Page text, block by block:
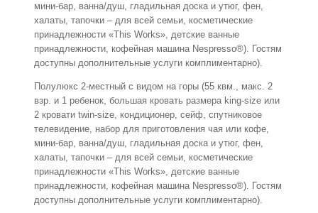
мини-бар, ванна/душ, гладильная доска и утюг, фен,
халаты, тапочки – для всей семьи, косметические
принадлежности «This Works», детские ванные
принадлежности, кофейная машина Nespresso®). Гостям
доступны дополнительные услуги комплиментарно).
Полулюкс 2-местный с видом на горы (55 квм., макс. 2
взр. и 1 ребенок, большая кровать размера king-size или
2 кровати twin-size, кондиционер, сейф, спутниковое
телевидение, набор для приготовления чая или кофе,
мини-бар, ванна/душ, гладильная доска и утюг, фен,
халаты, тапочки – для всей семьи, косметические
принадлежности «This Works», детские ванные
принадлежности, кофейная машина Nespresso®). Гостям
доступны дополнительные услуги комплиментарно).